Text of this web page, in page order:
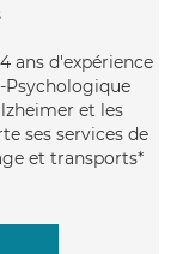
ans d'expérience
Psychologique
et les
ses services de
et transports*